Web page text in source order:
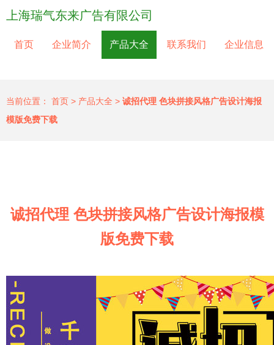
上海瑞气东来广告有限公司
首页 企业简介 产品大全 联系我们 企业信息
当前位置： 首页 > 产品大全 > 诚招代理 色块拼接风格广告设计海报
模版免费下载
诚招代理 色块拼接风格广告设计海报模
版免费下载